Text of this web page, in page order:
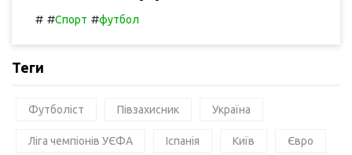
# #Спорт #футбол
Теги
Футболіст Півзахисник Україна
Ліга чемпіонів УЄФА Іспанія Київ Євро